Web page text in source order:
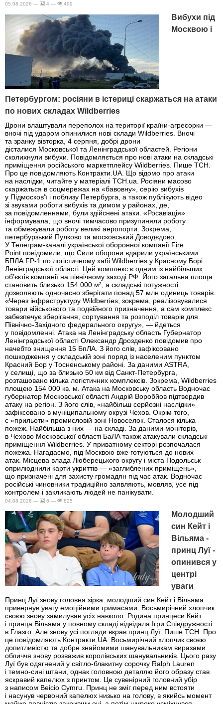
05.08.2026 — 4 — 499
Вибухи під
Москвою і
Петербургом: росіяни в істериці скаржаться на атаки
по нових складах Wildberries
Дрони влаштували переполох на території країни-агресорки —
вночі під ударом опинилися нові склади Wildberries. Вночі
та зранку вівторка, 4 серпня, добрі дрони
дісталися Московської та Ленінградської областей. Регіони
сколихнули вибухи. Повідомляється про нові атаки на складські
приміщення російського маркетплейсу Wildberries. Пише ТСН.
Про це повідомляють Контракти.UA. Що відомо про атаки
на наслідки, читайте у матеріалі ТСН.ua. Росіяни масово
скаржаться в соцмережах на «бавовну», серію вибухів
у Підмосков’ї і поблизу Петербурга, а також публікують відео
зі звуками роботи вибухів та димом у районах, де,
за повідомленнями, були здійснені атаки. «Росавіація»
інформувала, що вночі тимчасово призупиняли роботу
та обмежували роботу великі аеропорти. Зокрема,
петербурзький Пулково та московський Доводєдово.
У Телеграм-каналі української оборонної компанії Fire
Point повідомили, що Сили оборони вдарили українськими
БПЛА FP-1 по логістичному хабі Wildberries у Красному Борі
Ленінградської області. Цей комплекс є одним із найбільших
об’єктів компанії на північному заході РФ. Його загальна площа
становить близько 154 000 м², а складські потужності
дозволяють одночасно зберігати понад 57 млн одиниць товарів.
«Через інфраструктуру Wildberries, зокрема, реалізовувалися
товари військового та подвійного призначення, а сам комплекс
забезпечує зберігання, сортування та розподіл товарів для
Північно-Західного федерального округу», — йдеться
у повідомленні. Атака на Ленінградську область Губернатор
Ленінградської області Олександр Дрозденко повідомив про
начебто знищення 15 БпЛА. З його слів, зафіксовано
пошкодження у складській зоні поряд із населеним пунктом
Красний Бор у Тосненському районі. За даними ASTRA,
у селищі, що за близько 50 км від Санкт-Петербурга,
розташовано кілька логістичних комплексів. Зокрема, Wildberries
площею 154 000 кв. м. Атака на Московську область Водночас
губернатор Московської області Андрій Воробйов підтвердив
атаку на регіон. З його слів, «найбільш серйозні наслідки»
зафіксовано в муніципальному окрузі Чехов. Окрім того,
є «прильоти» промисловій зоні Новоселок. Сталося кілька
пожеж. Найбільша з них — на складі. За даними моніторів,
в Чехово Московської області БаЛА також атакували складські
приміщення Wildberries. У приватному секторі розпочалася
пожежа. Нагадаємо, під Москвою вже готуються до нових
атак. Місцева влада Люберецького округу і міста Подольськ
оприлюднили карти укриттів — «заглиблених приміщень»,
що призначені для захисту громадян під час атак. Водночас
російські чиновники традиційно заявляють, мовляв, усе під
контролем і закликають людей не панікувати.
04.08.2026 — 6 — 825
Молодший
син Кейт і
Вільяма -
принц Луї -
опинився у
центрі
уваги
Принц Луї знову головна зірка: молодший син Кейт і Вільяма
привернув увагу емоційними гримасами. Восьмирічний хлопчик
своєю знову замилував усіх навколо. Родина принцеси Кейт
і принца Вільяма у повному складі відвідала Ігри Співдружності
в Глазго. Але знову усі погляди вкрав принц Луї. Пише ТСН. Про
це повідомляють Контракти.UA. Восьмирічний хлопчик своєю
допитливістю та добре знайомими шанувальникам виразами
обличчя знову розважив королівських шанувальників. Цього разу
Луї був одягнений у світло-блакитну сорочку Ralph Lauren
і темно-сині штани, однак головною деталлю його образу став
яскравий капелюх з принтом. Це сувенірний головний убір
з написом Beicio Cymru. Принц не зміг перед ним встояти
і насунув червоний капелюх низько на голову, в якийсь момент